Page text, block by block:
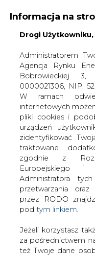
WYDAWCA
WYSOKI KONTRAST
WŁĄCZ
Informacja na
Drogi Użytkowniku,
Administratorem
Agencja Rynku
Bobrowieckiej 3,
0000021306, NIP:
W ramach
internetowych
pliki cookies i
urządzeń
zidentyfikować
traktowane
zgodnie z
Europejskiego i
Administratora
przetwarzania
przez RODO
pod tym linkiem.
Jeżeli korzystasz
za pośrednictwem
też Twoje dane
Strona główna /
/ "Góra Kamieńsk"
Ciepła "Dzielimy się